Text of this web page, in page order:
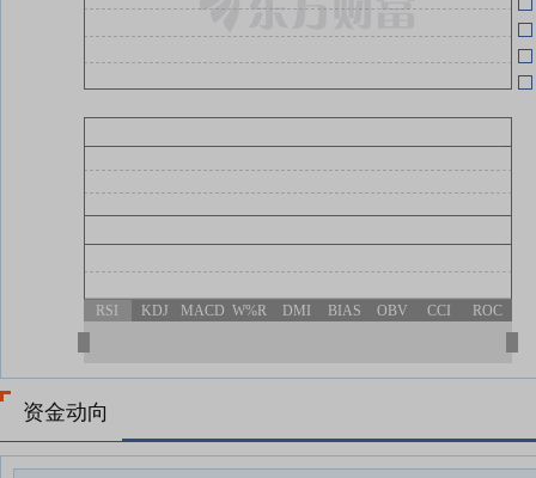
RSI KDJ MACD W%R DMI BIAS OBV CCI ROC
资金动向